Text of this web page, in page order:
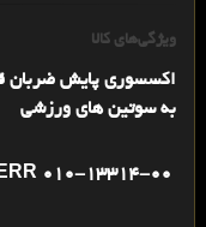
ویژگی‌های کالا
به سوتین های ورزشی